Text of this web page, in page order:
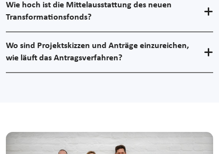
Wie hoch ist die Mittelausstattung des neuen
Transformationsfonds?
Wo sind Projektskizzen und Anträge einzureichen,
wie läuft das Antragsverfahren?